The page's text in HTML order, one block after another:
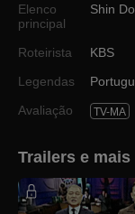
Elenco
principal
Shin
Roteirista
KBS
Legendas
Avaliação
TV-MA
Trailers e mais